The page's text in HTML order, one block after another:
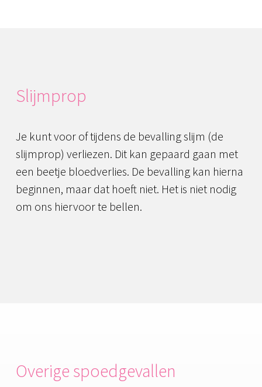
Slijmprop
Je kunt voor of tijdens de bevalling slijm (de
slijmprop) verliezen. Dit kan gepaard gaan met
een beetje bloedverlies. De bevalling kan hierna
beginnen, maar dat hoeft niet. Het is niet nodig
om ons hiervoor te bellen.
Overige spoedgevallen